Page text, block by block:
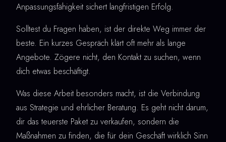
Anpassungsfähigkeit sichert langfristigen Erfolg.
Solltest du Fragen haben, ist der direkte Weg immer der
beste. Ein kurzes Gespräch klärt oft mehr als lange
Angebote. Zögere nicht, den Kontakt zu suchen, wenn
dich etwas beschäftigt.
Was diese Arbeit besonders macht, ist die Verbindung
aus Strategie und ehrlicher Beratung. Es geht nicht darum,
dir das teuerste Paket zu verkaufen, sondern die
Maßnahmen zu finden, die für dein Geschäft wirklich Sinn